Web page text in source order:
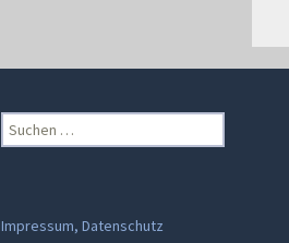
Suchen
nach:
Impressum, Datenschutz